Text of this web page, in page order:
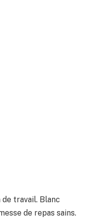
travail. Blanc
de repas sains.